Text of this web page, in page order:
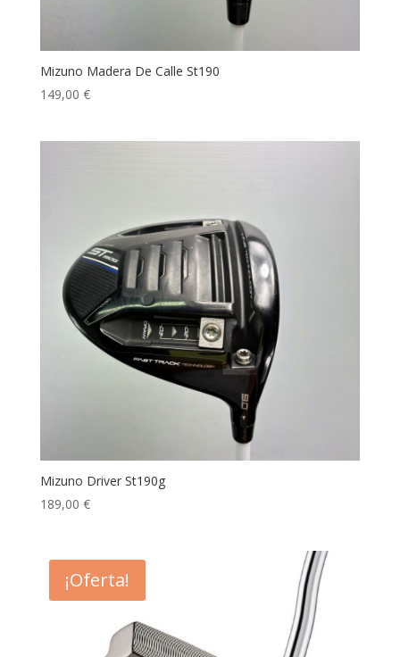
Mizuno Madera De Calle St190
149,00 €
Mizuno Driver St190g
189,00 €
¡Oferta!